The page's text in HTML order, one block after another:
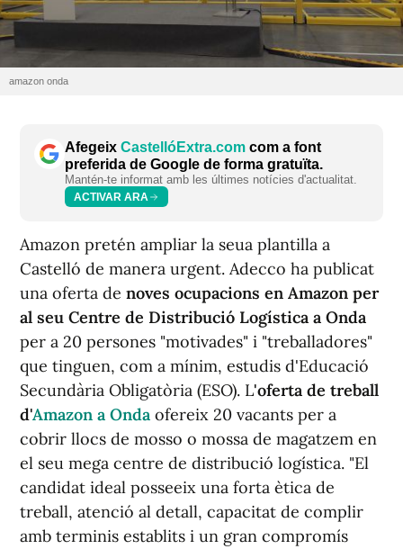
amazon onda
Afegeix CastellóExtra.com com a font
preferida de Google de forma gratuïta.
Mantén-te informat amb les últimes notícies d'actualitat.
ACTIVAR ARA
Amazon pretén ampliar la seua plantilla a
Castelló de manera urgent. Adecco ha publicat
una oferta de noves ocupacions en Amazon per
al seu Centre de Distribució Logística a Onda
per a 20 persones "motivades" i "treballadores"
que tinguen, com a mínim, estudis d'Educació
Secundària Obligatòria (ESO). L'oferta de treball
d'Amazon a Onda ofereix 20 vacants per a
cobrir llocs de mosso o mossa de magatzem en
el seu mega centre de distribució logística. "El
candidat ideal posseeix una forta ètica de
treball, atenció al detall, capacitat de complir
amb terminis establits i un gran compromís